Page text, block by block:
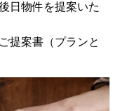
日物件を提案いた
提案書（プランと